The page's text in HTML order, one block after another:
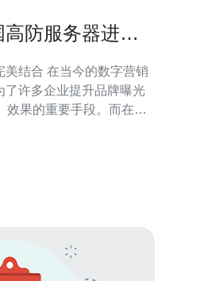
防服务器进行
结合 在当今的数字营销
了许多企业提升品牌曝光
效果的重要手段。而在这
优质的网络环境，成为